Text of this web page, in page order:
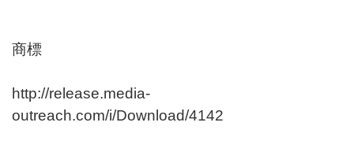
商標
http://release.media-
outreach.com/i/Download/4142